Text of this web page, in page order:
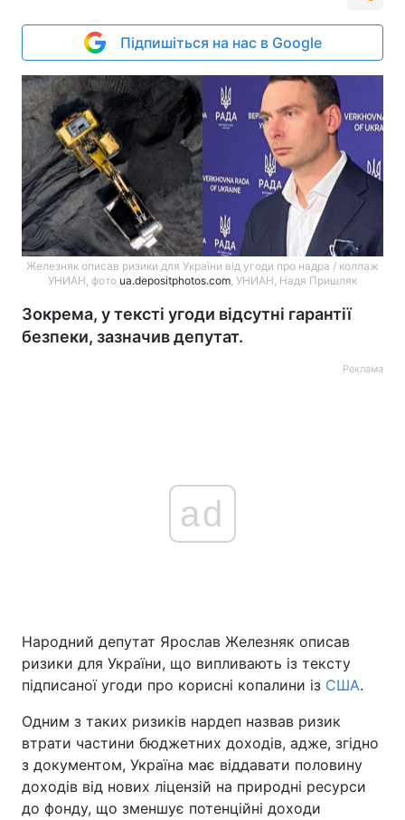
Підпишіться на нас в Google
Железняк описав ризики для України від угоди про надра / коллаж
УНИАН, фото ua.depositphotos.com, УНИАН, Надя Пришляк
Зокрема, у тексті угоди відсутні гарантії
безпеки, зазначив депутат.
Реклама
ad
Народний депутат Ярослав Железняк описав
ризики для України, що випливають із тексту
підписаної угоди про корисні копалини із США.
Одним з таких ризиків нардеп назвав ризик
втрати частини бюджетних доходів, адже, згідно
з документом, Україна має віддавати половину
доходів від нових ліцензій на природні ресурси
до фонду, що зменшує потенційні доходи